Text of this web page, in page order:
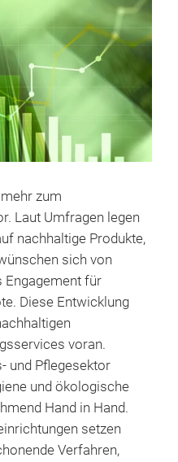
zum
Laut Umfragen legen
nachhaltige Produkte,
sich von
Engagement für
Diese Entwicklung
voran.
und Pflegesektor
und ökologische
Hand in Hand.
setzen
Verfahren,